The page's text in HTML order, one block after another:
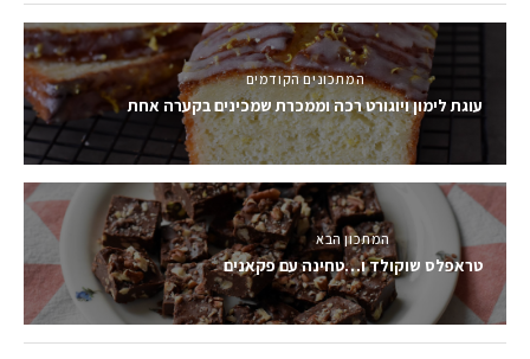
המתכונים הקודמים
עוגת לימון ויוגורט רכה וממכרת שמכינים בקערה אחת
המתכון הבא
טראפלס שוקולד ו…טחינה עם פקאנים